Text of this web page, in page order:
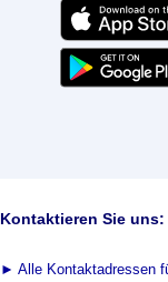
Kontaktieren Sie uns:
► Alle Kontaktadressen